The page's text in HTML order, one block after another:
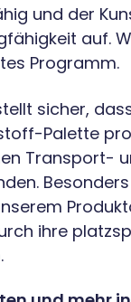
und der
auf.
Programm.
sicher,
Palette
Transport-
Besonders
ihre